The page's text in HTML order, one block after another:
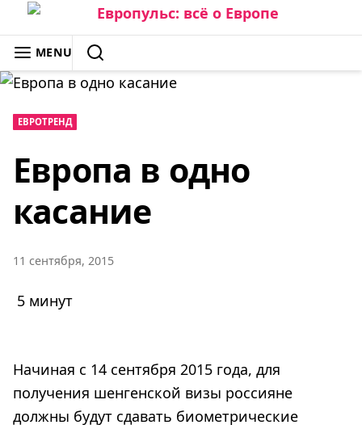
Skip
to
content
ЕВРОПУЛЬС: ВСЁ О ЕВРОПЕ
MENU
SEARCH
ЕВРОТРЕНД
Европа в одно
касание
11 сентября, 2015
5 минут
Начиная с 14 сентября 2015 года, для
получения шенгенской визы россияне
должны будут сдавать биометрические